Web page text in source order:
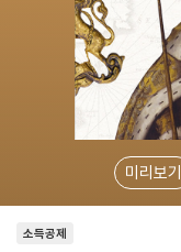
미리보기
소득공제